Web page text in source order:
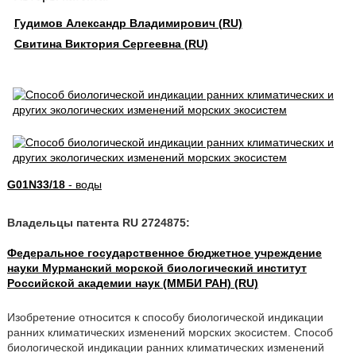
Гудимов Александр Владимирович (RU)
Свитина Виктория Сергеевна (RU)
G01N33/18- воды
Владельцы патента RU 2724875:
Федеральное государственное бюджетное учреждение
науки Мурманский морской биологический институт
Российской академии наук (ММБИ РАН) (RU)
Изобретение относится к способу биологической индикации
ранних климатических изменений морских экосистем. Способ
биологической индикации ранних климатических изменений